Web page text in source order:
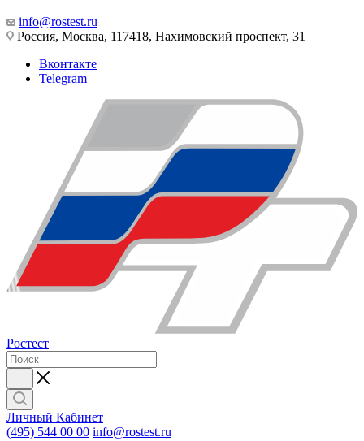
info@rostest.ru
Россия, Москва, 117418, Нахимовский проспект, 31
Вконтакте
Telegram
Ростест
Личный Кабинет
(495) 544 00 00 info@rostest.ru